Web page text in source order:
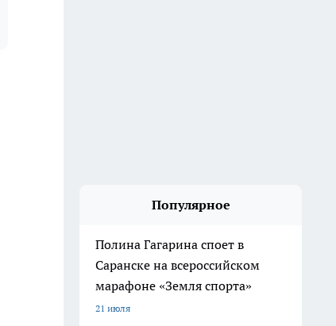
Популярное
Полина Гагарина споет в
Саранске на всероссийском
марафоне «Земля спорта»
21 июля